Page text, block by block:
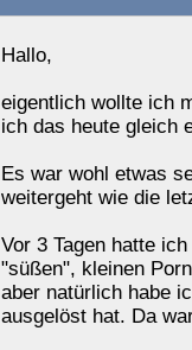
Hallo,
eigentlich wollte ich
ich das heute gleich
Es war wohl etwas
weitergeht wie die
Vor 3 Tagen hatte
"süßen", kleinen
aber natürlich habe
ausgelöst hat. Da